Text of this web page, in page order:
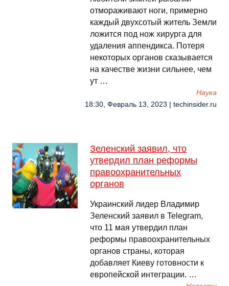
отмораживают ноги, примерно
каждый двухсотый житель Земли
ложится под нож хирурга для
удаления аппендикса. Потеря
некоторых органов сказывается
на качестве жизни сильнее, чем
ут …
Наука
18:30, Февраль 13, 2023 | techinsider.ru
Зеленский заявил, что
утвердил план реформы
правоохранительных
органов
Украинский лидер Владимир
Зеленский заявил в Telegram,
что 11 мая утвердил план
реформы правоохранительных
органов страны, которая
добавляет Киеву готовности к
европейской интеграции. …